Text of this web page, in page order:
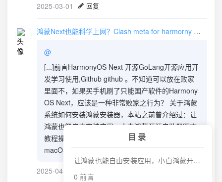
目录
让鸿蒙也能自由安装应用，小白鸿蒙开源自助餐图文教程
0 前言
2025-03-01 回复
鸿蒙Next也能科学上网？Clash meta for harmorny next os - V变量—建站日记
@
[...]前言HarmonyOS Next 开源GoLang开源应用开
发学习使用,Github github 。不知道可以放在败家
里面不，如果买手机刷了只能国产软件的Harmony
OS Next，应该是一种非常败家之行为？ 关于鸿蒙
系统如何安装鸿蒙安装器，本站之前曾介绍过：让
鸿蒙也能自由安装应用，小白鸿蒙开源自助餐图文
教程操作系统要求：Windows几乎都支持。
macOS：旧版本可以尝试终端输入：sudo[...]
2025-04-11